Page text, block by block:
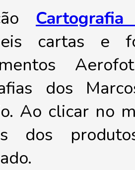
cartas e
dos
Ao clicar no
dos